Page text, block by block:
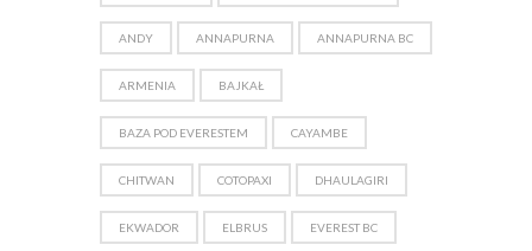
ANDY ANNAPURNA ANNAPURNA BC
ARMENIA BAJKAŁ
BAZA POD EVERESTEM CAYAMBE
CHITWAN COTOPAXI DHAULAGIRI
EKWADOR ELBRUS EVEREST BC